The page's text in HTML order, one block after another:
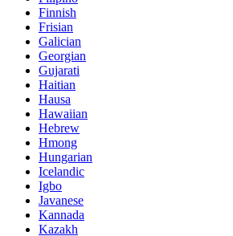
Finnish
Frisian
Galician
Georgian
Gujarati
Haitian
Hausa
Hawaiian
Hebrew
Hmong
Hungarian
Icelandic
Igbo
Javanese
Kannada
Kazakh